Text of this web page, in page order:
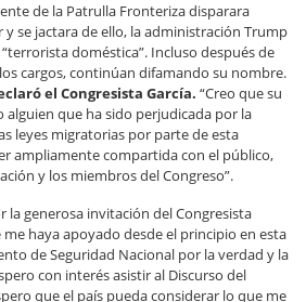
de la Patrulla Fronteriza disparara
se jactara de ello, la administración Trump
doméstica”. Incluso después de
cargos, continúan difamando su nombre.
el Congresista García. “Creo que su
alguien que ha sido perjudicada por la
leyes migratorias por parte de esta
ampliamente compartida con el público,
y los miembros del Congreso”.
la generosa invitación del Congresista
me haya apoyado desde el principio en esta
de Seguridad Nacional por la verdad y la
con interés asistir al Discurso del
que el país pueda considerar lo que me